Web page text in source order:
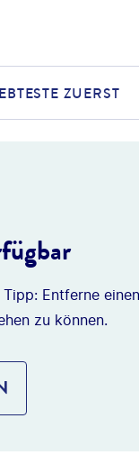
ZUERST
Entferne einen
zu können.